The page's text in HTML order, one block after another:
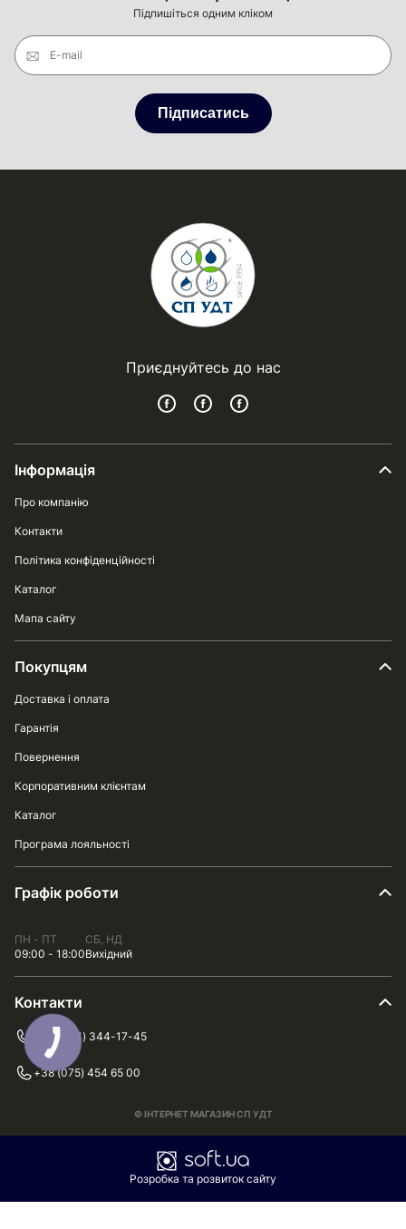
Підпишіться одним кліком
E-mail
Підписатись
Приєднуйтесь до нас
Інформація
Про компанію
Контакти
Політика конфіденційності
Каталог
Мапа сайту
Покупцям
Доставка і оплата
Гарантія
Повернення
Корпоративним клієнтам
Каталог
Програма лояльності
Графік роботи
ПН - ПТ
09:00 - 18:00
СБ, НД
Вихідний
Контакти
+38 (044) 344-17-45
+38 (075) 454 65 00
© ІНТЕРНЕТ МАГАЗИН СП УДТ
Розробка та розвиток сайту